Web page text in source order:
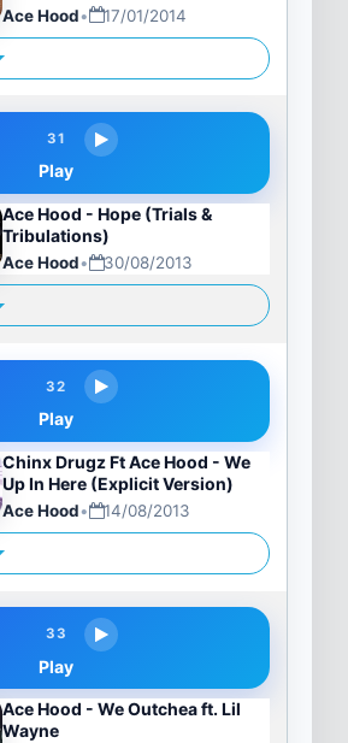
Ace Hood• 17/01/2014
31
Play
Ace Hood - Hope (Trials &
Tribulations)
Ace Hood• 30/08/2013
32
Play
Chinx Drugz Ft Ace Hood - We
Up In Here (Explicit Version)
Ace Hood• 14/08/2013
33
Play
Ace Hood - We Outchea ft. Lil
Wayne